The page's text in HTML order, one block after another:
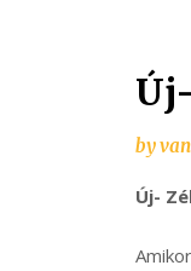
by
Új-